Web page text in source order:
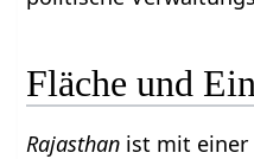
Fläche und
Rajasthan ist mit einer